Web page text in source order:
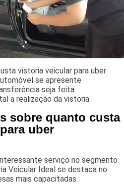
vistoria veicular para uber
se apresente
seja feita
a realização da vistoria.
sobre quanto custa
uber
serviço no segmento
Veicular Ideal se destaca no
mais capacitadas.